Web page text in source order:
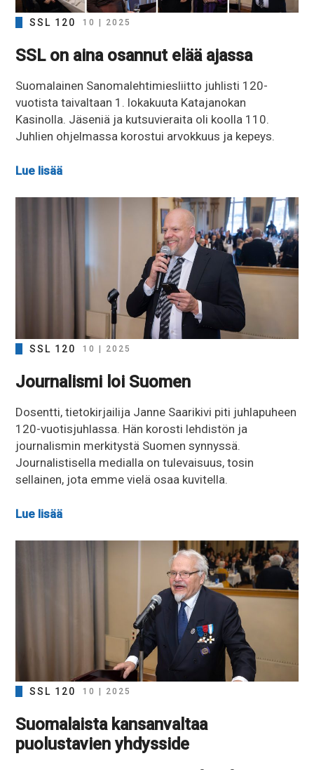
SSL 120 10 | 2025
SSL on aina osannut elää ajassa
Suomalainen Sanomalehtimiesliitto juhlisti 120-
vuotista taivaltaan 1. lokakuuta Katajanokan
Kasinolla. Jäseniä ja kutsuvieraita oli koolla 110.
Juhlien ohjelmassa korostui arvokkuus ja kepeys.
Lue lisää
SSL 120 10 | 2025
Journalismi loi Suomen
Dosentti, tietokirjailija Janne Saarikivi piti juhlapuheen
120-vuotisjuhlassa. Hän korosti lehdistön ja
journalismin merkitystä Suomen synnyssä.
Journalistisella medialla on tulevaisuus, tosin
sellainen, jota emme vielä osaa kuvitella.
Lue lisää
SSL 120 10 | 2025
Suomalaista kansanvaltaa
puolustavien yhdysside